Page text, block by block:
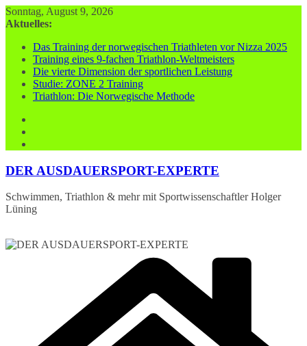
Zum
Inhalt
Sonntag, August 9, 2026
Aktuelles:
Das Training der norwegischen Triathleten vor Nizza 2025
Training eines 9-fachen Triathlon-Weltmeisters
Die vierte Dimension der sportlichen Leistung
Studie: ZONE 2 Training
Triathlon: Die Norwegische Methode
DER AUSDAUERSPORT-EXPERTE
Schwimmen, Triathlon & mehr mit Sportwissenschaftler Holger
Lüning